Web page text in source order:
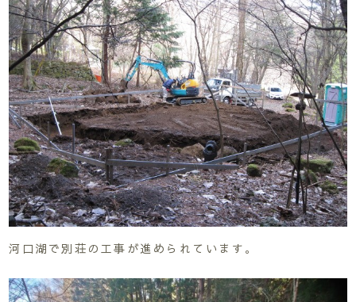
河口湖で別荘の工事が進められています。